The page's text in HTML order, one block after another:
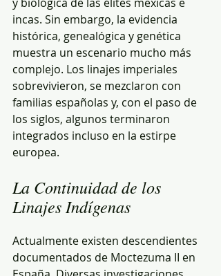
incas. Sin embargo, la evidencia
histórica, genealógica y genética
muestra un escenario mucho más
complejo. Los linajes imperiales
sobrevivieron, se mezclaron con
familias españolas y, con el paso de
los siglos, algunos terminaron
integrados incluso en la estirpe
europea.
La Continuidad de los
Linajes Indígenas
Actualmente existen descendientes
documentados de Moctezuma II en